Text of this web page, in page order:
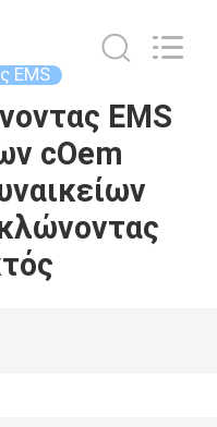
EMS
EMS
cOem